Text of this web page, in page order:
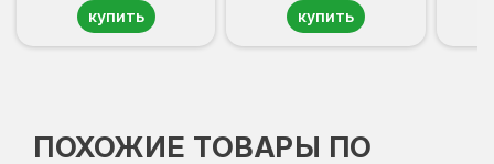
купить купить
ПОХОЖИЕ ТОВАРЫ ПО